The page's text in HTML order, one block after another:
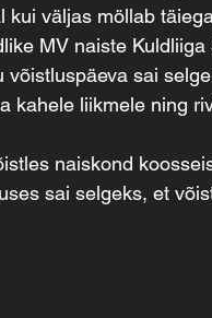
kui väljas möllab
MV naiste Kuldliiga
võistluspäeva sai
kahele liikmele ning
naiskond
sai selgeks, et